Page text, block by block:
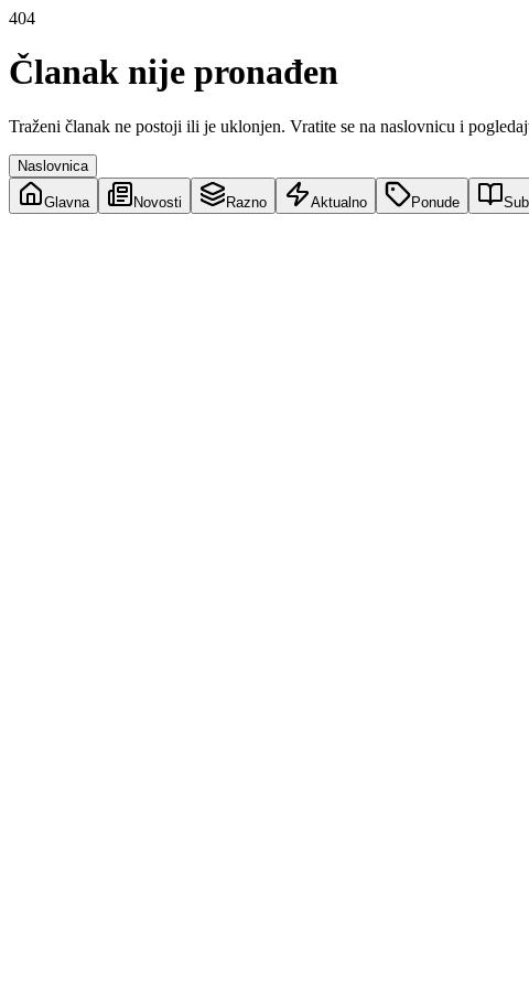
404
Članak nije pronađen
Traženi članak ne postoji ili je uklonjen. Vratite se na naslovnicu i
Naslovnica
Glavna Novosti Razno Aktualno Ponude